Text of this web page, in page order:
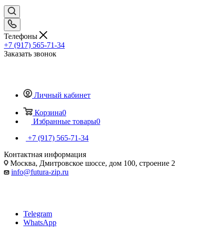
Телефоны
+7 (917) 565-71-34
Заказать звонок
Личный кабинет
Корзина0
Избранные товары0
+7 (917) 565-71-34
Контактная информация
Москва, Дмитровское шоссе, дом 100, строение 2
info@futura-zip.ru
Telegram
WhatsApp